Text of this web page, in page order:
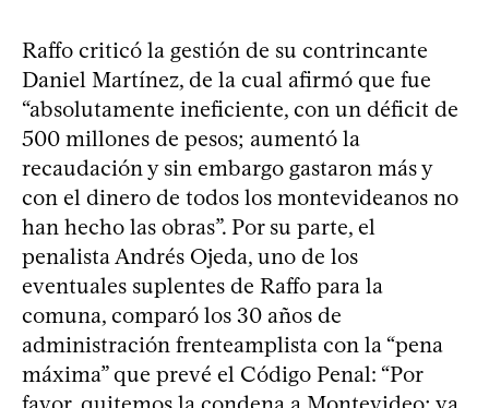
Raffo criticó la gestión de su contrincante
Daniel Martínez, de la cual afirmó que fue
“absolutamente ineficiente, con un déficit de
500 millones de pesos; aumentó la
recaudación y sin embargo gastaron más y
con el dinero de todos los montevideanos no
han hecho las obras”. Por su parte, el
penalista Andrés Ojeda, uno de los
eventuales suplentes de Raffo para la
comuna, comparó los 30 años de
administración frenteamplista con la “pena
máxima” que prevé el Código Penal: “Por